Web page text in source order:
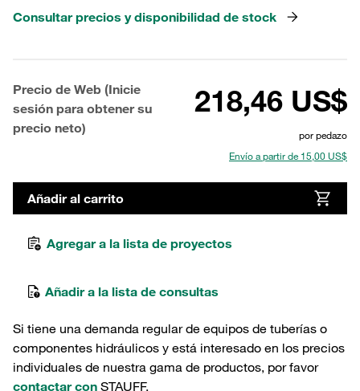
Consultar precios y disponibilidad de stock
Precio de Web (Inicie
sesión para obtener su
precio neto)
218,46 US$
por pedazo
Envío a partir de 15,00 US$
Añadir al carrito
Agregar a la lista de proyectos
Añadir a la lista de consultas
Si tiene una demanda regular de equipos de tuberías o
componentes hidráulicos y está interesado en los precios
individuales de nuestra gama de productos, por favor
contactar con STAUFF.